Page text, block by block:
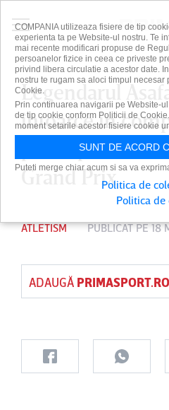
Legendarul
întoarce în
participa la
Grand Prix
ATLETISM PUBLICAT PE 18
ADAUGĂ PRIMASPORT.RO
COMPANIA utilizeaza fisiere de tip
experienta ta pe Website-ul nostru. Te
mai recente modificari propuse de
persoanelor fizice in ceea ce priveste
privind libera circulatie a acestor date.
nostru te rugam sa aloci timpul
Cookie.
Prin continuarea navigarii pe Website-
de tip cookie conform Politicii de
moment setarile acestor fisiere cookie
SUNT DE ACORD
Puteti merge chiar acum si sa va
Politica de
Politica